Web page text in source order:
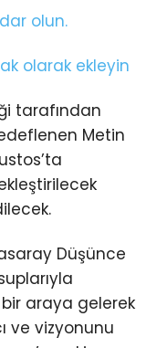
olun.
olarak ekleyin
tarafından
Metin
Düşünce
araya gelerek
ve vizyonunu